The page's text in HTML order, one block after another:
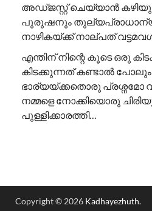
അഡ്ജസ്റ്റ് ചെയ്യാൻ
പുരുഷനും
നാഴികയ്ക്ക് നാല്പത്
എന്തിന് നിന്റെ കൂടെ ഒരു
കിടക്കുന്നത് കണ്ടാൽ പോലും
ഭാര്യയ്ക്കതൊരു പ്രശ്നമോ
നമ്മളെ നോക്കിയൊരു ചിരിയും
പുള്ളിക്കാരത്തി…
Copyright © 2026 Kadhayezhuth.